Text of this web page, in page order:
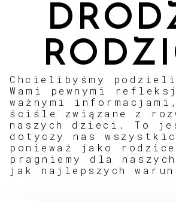
Chcielibyśmy
Wami pewnymi
ważnymi
ściśle związane z
naszych dzieci. To
dotyczy nas
ponieważ jako
pragniemy dla
jak najlepszych